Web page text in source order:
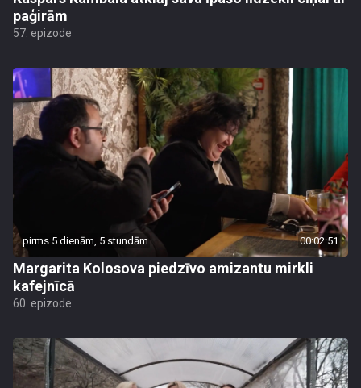
paģirām
57. epizode
pirms 5 dienām, 5 stundām 00:02:51
Margarita Kolosova piedzīvo amizantu mirkli
kafejnīcā
60. epizode